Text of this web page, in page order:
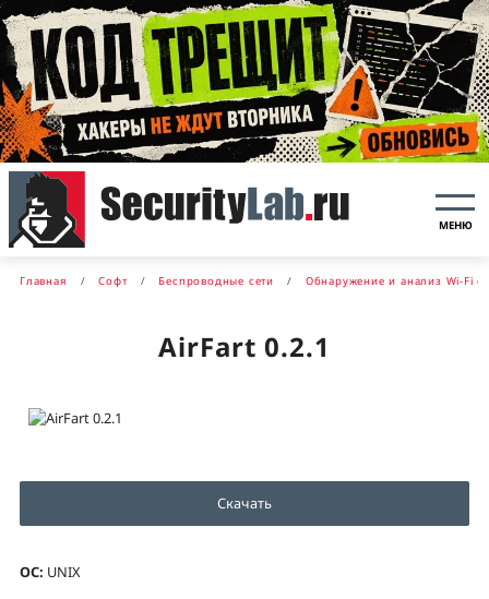
МЕНЮ
Главная Софт Беспроводные сети Обнаружение и анализ Wi-Fi
AirFart 0.2.1
Скачать
ОС: UNIX